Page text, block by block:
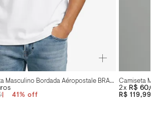
Camiseta Manga Curta Masculino Bordada Aéropostale BRANCO
41% R$ 119,99
2x R$